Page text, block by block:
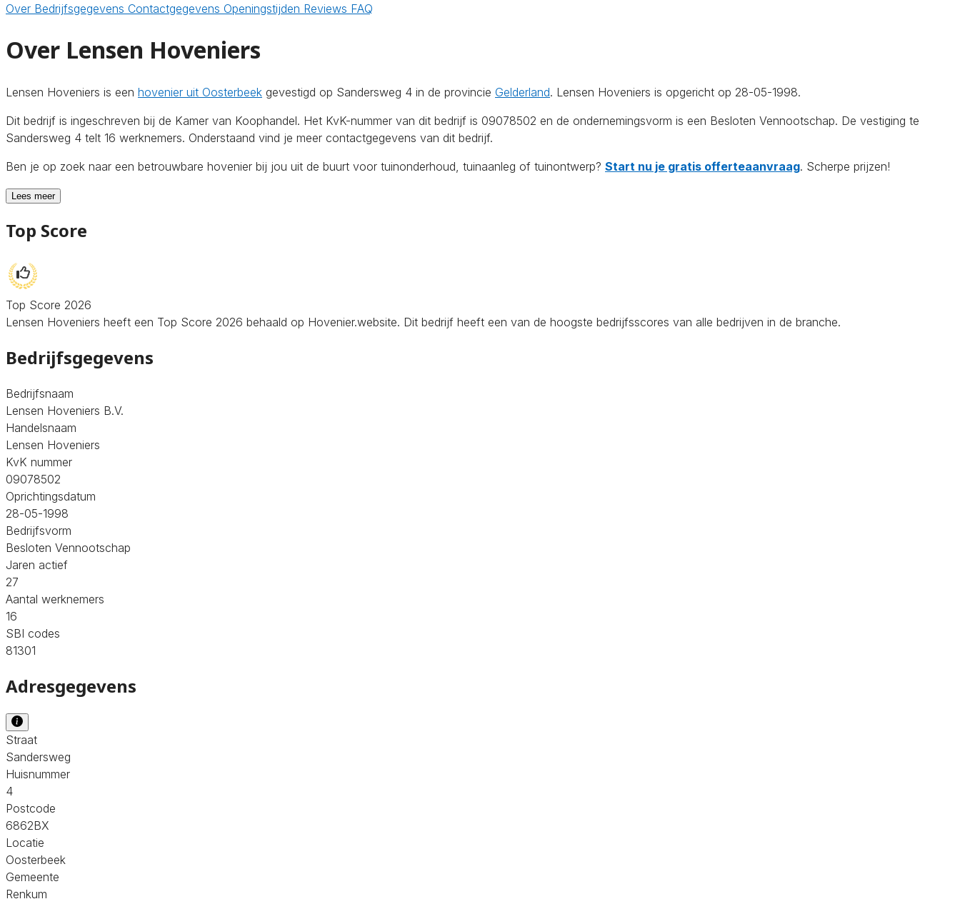
Over Bedrijfsgegevens Contactgegevens Openingstijden Reviews FAQ
Over Lensen Hoveniers
Lensen Hoveniers is een hovenier uit Oosterbeek gevestigd op Sandersweg 4 in de provincie Gelderland. Lensen Hoveniers is opgericht op 28-05-1998.
Dit bedrijf is ingeschreven bij de Kamer van Koophandel. Het KvK-nummer van dit bedrijf is 09078502 en de ondernemingsvorm is een Besloten Vennootschap. De vestiging te
Sandersweg 4 telt 16 werknemers. Onderstaand vind je meer contactgegevens van dit bedrijf.
Ben je op zoek naar een betrouwbare hovenier bij jou uit de buurt voor tuinonderhoud, tuinaanleg of tuinontwerp? Start nu je gratis offerteaanvraag. Scherpe prijzen!
Lees meer
Top Score
Top Score 2026
Lensen Hoveniers heeft een Top Score 2026 behaald op Hovenier.website. Dit bedrijf heeft een van de hoogste bedrijfsscores van alle bedrijven in de branche.
Bedrijfsgegevens
Bedrijfsnaam
Lensen Hoveniers B.V.
Handelsnaam
Lensen Hoveniers
KvK nummer
09078502
Oprichtingsdatum
28-05-1998
Bedrijfsvorm
Besloten Vennootschap
Jaren actief
27
Aantal werknemers
16
SBI codes
81301
Adresgegevens
Straat
Sandersweg
Huisnummer
4
Postcode
6862BX
Locatie
Oosterbeek
Gemeente
Renkum